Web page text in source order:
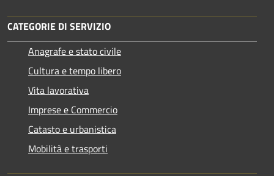
CATEGORIE DI SERVIZIO
Anagrafe e stato civile
Cultura e tempo libero
Vita lavorativa
Imprese e Commercio
Catasto e urbanistica
Mobilità e trasporti